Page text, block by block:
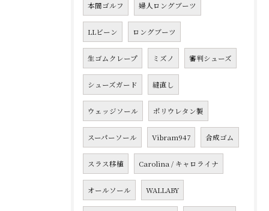
本間ゴルフ 婦人ロングブーツ
LLビーン ロングブーツ
生ゴムクレープ ミズノ 審判シューズ
シューズガード 縫直し
ウェッジソール ポリウレタン製
スーパーソール Vibram947 合成ゴム
スラス移植 Carolina / キャロライナ
オールソール WALLABY